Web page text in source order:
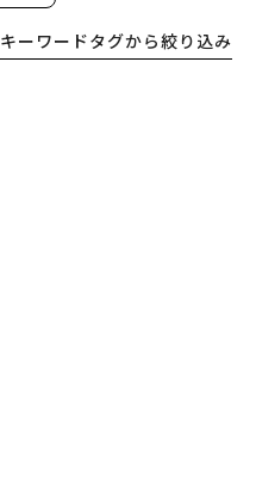
キーワードタグから絞り込み